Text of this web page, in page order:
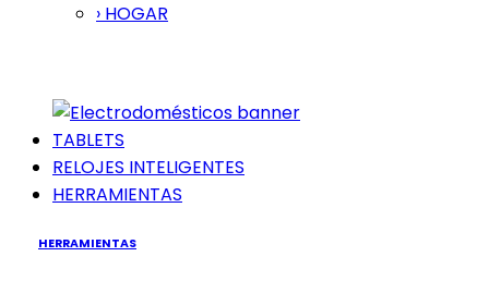
› HOGAR
TABLETS
RELOJES INTELIGENTES
HERRAMIENTAS
HERRAMIENTAS